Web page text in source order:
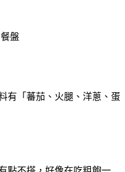
餐盤
有「蕃茄、火腿、洋蔥、蛋